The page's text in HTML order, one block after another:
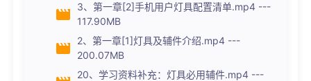
3、第一章[2]手机用户灯具配置清单.mp4 ---
117.90MB
2、第一章[1]灯具及辅件介绍.mp4 ---
200.07MB
20、学习资料补充：灯具必用辅件.mp4 ---